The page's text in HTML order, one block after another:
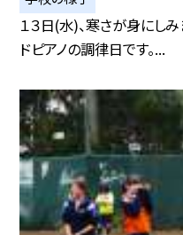
１３日(水)、寒さが身にし
ドピアノの調律日です。...